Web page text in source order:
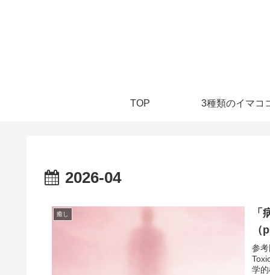
TOP 3種類のイマコ
2026-04
癒し
参
学的